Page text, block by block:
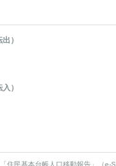
）
）
住民基本台帳人口移動報告」（e-